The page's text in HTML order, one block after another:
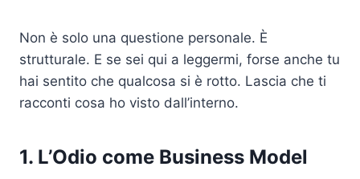
Non è solo una questione personale. È
strutturale. E se sei qui a leggermi, forse anche tu
hai sentito che qualcosa si è rotto. Lascia che ti
racconti cosa ho visto dall’interno.
1. L’Odio come Business Model